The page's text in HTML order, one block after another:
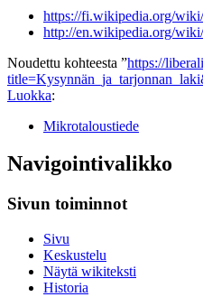
https://fi.wikipedia.org/
http://en.wikipedia.org/
Noudettu kohteesta ”https://
Luokka:
Mikrotaloustiede
Navigointivalikko
Sivun toiminnot
Sivu
Keskustelu
Näytä wikiteksti
Historia